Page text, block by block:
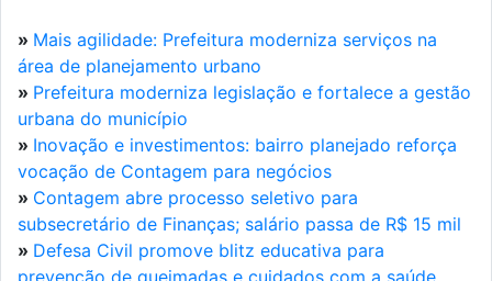
» Mais agilidade: Prefeitura moderniza serviços na
área de planejamento urbano
» Prefeitura moderniza legislação e fortalece a gestão
urbana do município
» Inovação e investimentos: bairro planejado reforça
vocação de Contagem para negócios
» Contagem abre processo seletivo para
subsecretário de Finanças; salário passa de R$ 15 mil
» Defesa Civil promove blitz educativa para